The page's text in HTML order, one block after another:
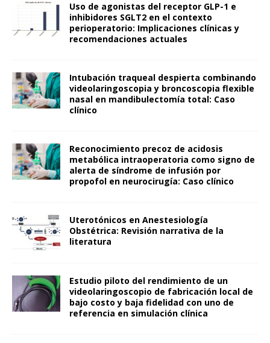
Uso de agonistas del receptor GLP-1 e
inhibidores SGLT2 en el contexto
perioperatorio: Implicaciones clínicas y
recomendaciones actuales
Intubación traqueal despierta combinando
videolaringoscopia y broncoscopia flexible
nasal en mandibulectomía total: Caso
clínico
Reconocimiento precoz de acidosis
metabólica intraoperatoria como signo de
alerta de síndrome de infusión por
propofol en neurocirugía: Caso clínico
Uterotónicos en Anestesiología
Obstétrica: Revisión narrativa de la
literatura
Estudio piloto del rendimiento de un
videolaringoscopio de fabricación local de
bajo costo y baja fidelidad con uno de
referencia en simulación clínica